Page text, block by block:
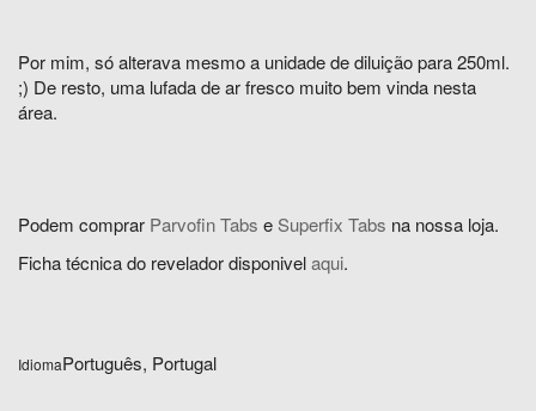
Por mim, só alterava mesmo a unidade de diluição para 250ml.
;) De resto, uma lufada de ar fresco muito bem vinda nesta
área.
Podem comprar Parvofin Tabs e Superfix Tabs na nossa loja.
Ficha técnica do revelador disponivelaqui.
IdiomaPortuguês, Portugal